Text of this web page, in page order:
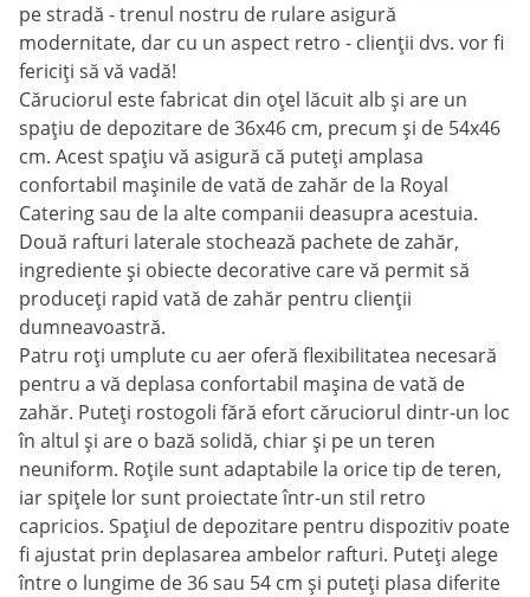
pe stradă - trenul nostru de rulare asigură
modernitate, dar cu un aspect retro - clienții dvs. vor fi
fericiți să vă vadă!
Căruciorul este fabricat din oțel lăcuit alb și are un
spațiu de depozitare de 36x46 cm, precum și de 54x46
cm. Acest spațiu vă asigură că puteți amplasa
confortabil mașinile de vată de zahăr de la Royal
Catering sau de la alte companii deasupra acestuia.
Două rafturi laterale stochează pachete de zahăr,
ingrediente și obiecte decorative care vă permit să
produceți rapid vată de zahăr pentru clienții
dumneavoastră.
Patru roți umplute cu aer oferă flexibilitatea necesară
pentru a vă deplasa confortabil mașina de vată de
zahăr. Puteți rostogoli fără efort căruciorul dintr-un loc
în altul și are o bază solidă, chiar și pe un teren
neuniform. Roțile sunt adaptabile la orice tip de teren,
iar spițele lor sunt proiectate într-un stil retro
capricios. Spațiul de depozitare pentru dispozitiv poate
fi ajustat prin deplasarea ambelor rafturi. Puteți alege
între o lungime de 36 sau 54 cm și puteți plasa diferite